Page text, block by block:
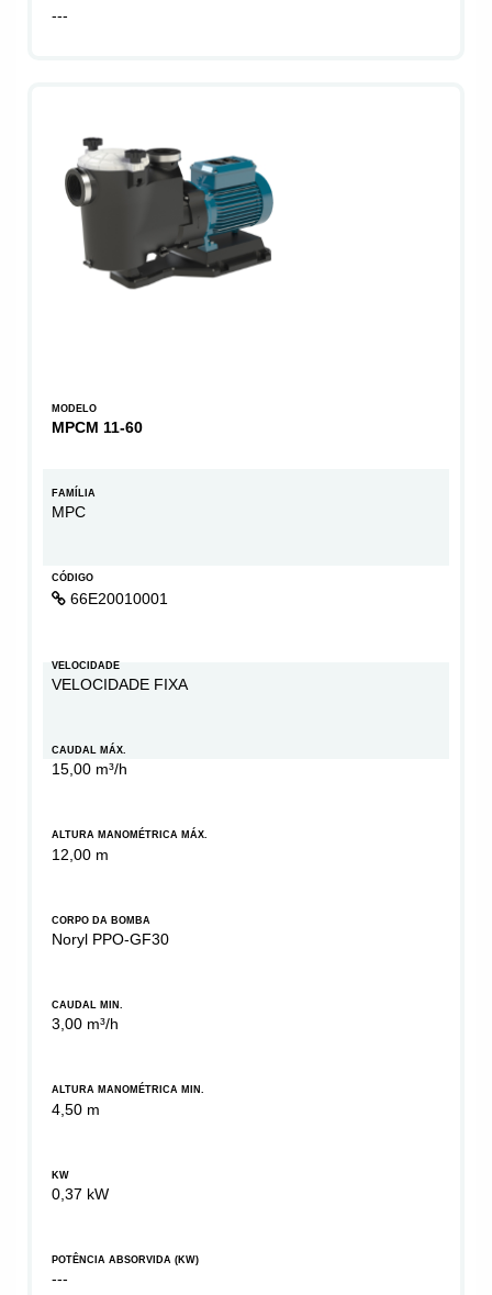
---
MODELO
MPCM 11-60
FAMÍLIA
MPC
CÓDIGO
66E20010001
VELOCIDADE
VELOCIDADE FIXA
CAUDAL MÁX.
15,00 m³/h
ALTURA MANOMÉTRICA MÁX.
12,00 m
CORPO DA BOMBA
Noryl PPO-GF30
CAUDAL MIN.
3,00 m³/h
ALTURA MANOMÉTRICA MIN.
4,50 m
KW
0,37 kW
POTÊNCIA ABSORVIDA (KW)
---